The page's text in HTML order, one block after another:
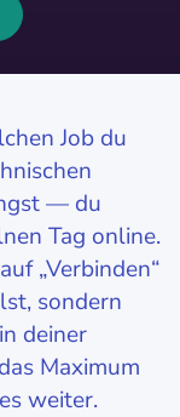
Job du
— du
Tag online.
„Verbinden“
sondern
deiner
Maximum
weiter.